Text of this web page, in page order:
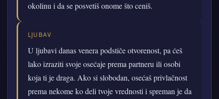
okolinu i da se posvetiš onome što ceniš.
LJUBAV
U ljubavi danas venera podstiče otvorenost, pa ćeš
lako izraziti svoje osećaje prema partneru ili osobi
koja ti je draga. Ako si slobodan, osećaš privlačnost
prema nekome ko deli tvoje vrednosti i spreman je da